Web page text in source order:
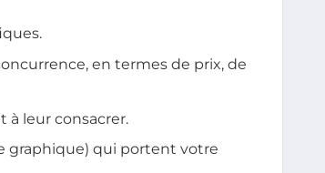
en termes de prix, de
à leur consacrer.
graphique) qui portent votre